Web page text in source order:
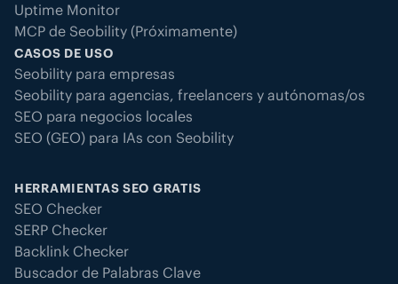
Uptime Monitor
MCP de Seobility (Próximamente)
CASOS DE USO
Seobility para empresas
Seobility para agencias, freelancers y autónomas/os
SEO para negocios locales
SEO (GEO) para IAs con Seobility
HERRAMIENTAS SEO GRATIS
SEO Checker
SERP Checker
Backlink Checker
Buscador de Palabras Clave